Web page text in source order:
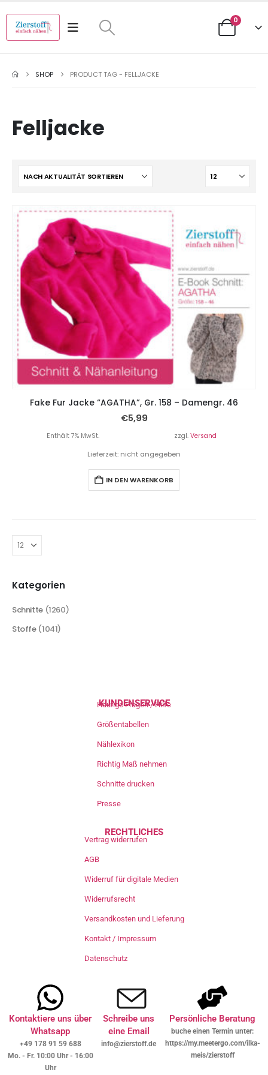
0
SHOP PRODUCT TAG - FELLJACKE
Felljacke
Fake Fur Jacke “AGATHA”, Gr. 158 – Damengr. 46
€5,99
Enthält 7% MwSt. zzgl. Versand
Lieferzeit: nicht angegeben
IN DEN WARENKORB
Kategorien
Schnitte (1260)
Stoffe (1041)
KUNDENSERVICE
Häufige Fragen / Hilfe
Größentabellen
Nählexikon
Richtig Maß nehmen
Schnitte drucken
Presse
RECHTLICHES
Vertrag widerrufen
AGB
Widerruf für digitale Medien
Widerrufsrecht
Versandkosten und Lieferung
Kontakt / Impressum
Datenschutz
Kontaktiere uns über
Whatsapp
+49 178 91 59 688
Mo. - Fr. 10:00 Uhr - 16:00
Uhr
Schreibe uns
eine Email
info@zierstoff.de
Persönliche Beratung
buche einen Termin unter:
https://my.meetergo.com/ilka-
meis/zierstoff